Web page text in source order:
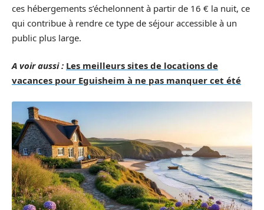
ces hébergements s’échelonnent à partir de 16 € la nuit, ce
qui contribue à rendre ce type de séjour accessible à un
public plus large.
A voir aussi : Les meilleurs sites de locations de
vacances pour Eguisheim à ne pas manquer cet été